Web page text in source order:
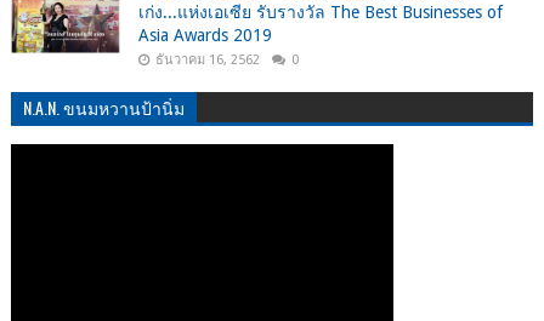
เก่ง...แห่งเอเซีย รับรางวัล The Best Businesses of
Asia Awards 2019
ธันวาคม 16, 2562 0
N.A.N. ขนมหวานป้านิ่ม